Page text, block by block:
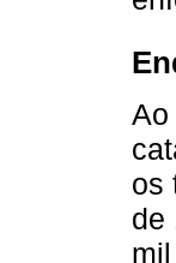
Ao
os
de